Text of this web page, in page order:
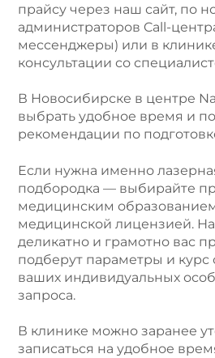
прайсу через наш сайт, по
администраторов Call-
мессенджеры) или в
консультации со
В Новосибирске в центре
выбрать удобное время и
рекомендации по
Если нужна именно
подбородка — выбирайте
медицинским
медицинской лицензией.
деликатно и грамотно вас
подберут параметры и
ваших индивидуальных
запроса.
В клинике можно заранее
записаться на удобное